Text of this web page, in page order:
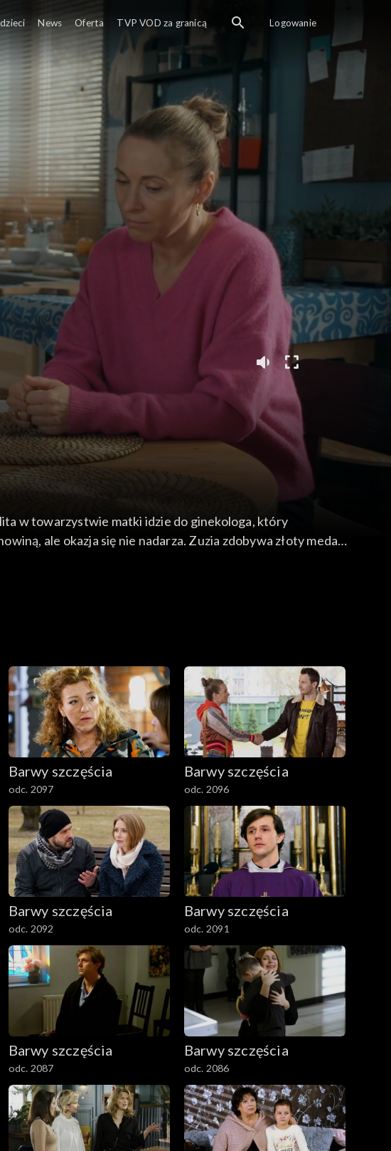
w towarzystwie matki idzie do ginekologa, który
ale okazja się nie nadarza. Zuzia zdobywa złoty medal
Filip jest zazdrosny...
Barwy szczęścia
odc. 2097
Barwy szczęścia
odc. 2096
Barwy szczęścia
odc. 2092
Barwy szczęścia
odc. 2091
Barwy szczęścia
odc. 2087
Barwy szczęścia
odc. 2086
News Oferta TVP VOD za granicą Logowanie